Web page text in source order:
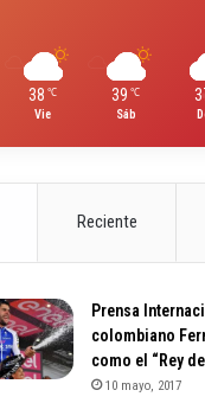
38 ℃
Vie
39 ℃
Sáb
Reciente
Prensa
colombiano
como el “Rey
10 mayo, 2017